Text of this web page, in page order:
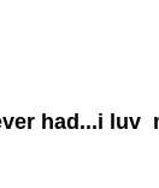
had...i luv